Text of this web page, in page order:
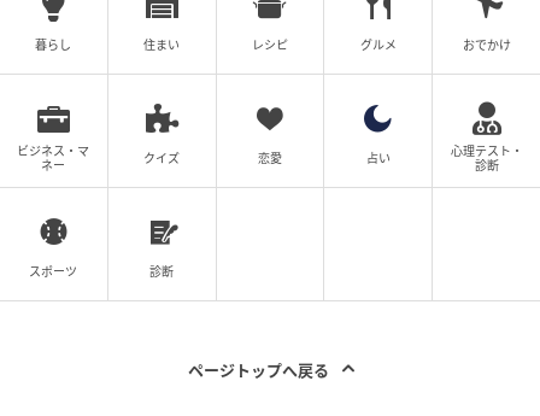
理由としては何度も並び直すのは色々と効率が悪いので、出来
（30代女性・会社員・大阪府）
何度も並び直すのは効率が悪いと思います。
（20代女性・会社員・関東地方）
のは過剰だと思いますし、非効率だと思います。
暮らし 住まい レシピ グルメ おでかけ
ビジネス・マ
ネー
クイズ 恋愛 占い
心理テスト・
診断
スポーツ 診断
ページトップへ戻る